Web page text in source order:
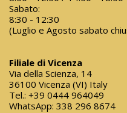
Sabato:
8:30 - 12:30
(Luglio e Agosto sabato
Filiale di Vicenza
Via della Scienza, 14
36100 Vicenza (VI) Italy
Tel.: +39 0444 964049
WhatsApp: 338 296 8674